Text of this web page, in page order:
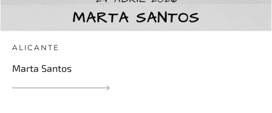
ALICANTE
Marta Santos